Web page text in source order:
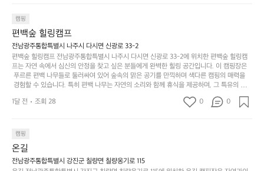
튼
을
조
용
히
이
의
아
주
미
럽
게
이
어
주
리
를
잡
았
는
을 창출하는 시간이 될 것입니다. 특히 식사를 좋아하는 분들에게는 매주 특별한 바비큐 파
티와 지역에서 나는 신선한 재료로 만든 다양한 요리를 제공하여 미각을 만족시켜 줍니다.
장성레이크 글램핑은 그 아름다운 경관과 최고 품질의 시설 덕분에 최근 몇 년 사이에 특히
주목받고 있는 캠핑장 중 하나입니다. 주말이면 방문객이 가득해 예약이 빠르게 차는 만큼
미리 일정을 계획하시는 것이 좋습니다. 나만의 프라이빗한 공간에서 가족 및 사랑하는 사
람들과 함께하세요. 당신의 대자연 속 힐링을 기다리는 장성레이크 글램핑은 언젠가 반드시
방문해봐야 할 명소로 자리매김하였습니다. 인기 정도: ★★★★★
캠핑
편백숲 힐링캠프
전남광주통합특별시 나주시 다시면 신광로 33-2
편백숲 힐링캠프 전남광주통합특별시 나주시 다시면 신광로 33-2에 위치한 편백숲 힐링캠
프는 자연 속에서 심신의 안정을 찾고 싶은 분들에게 완벽한 힐링 공간입니다. 이 캠핑장은
푸르른 편백 나무들로 둘러싸여 있어 숲속의 맑은 공기를 만끽하며 색다른 캠핑의 매력을
경험할 수 있습니다. 특히 편백 나무는 자연의 소리와 함께 휴식을 제공하며, 그 특유의 아로
마향이 심리적 안정감을 가져다줍니다. 이곳에서 아침 햇살을 맞으며 조용한 숲속에서의 커
피 한 잔은 그 어떤 도시의 카페에서 느끼기 힘든 특별함을 선사합니다. 편백숲 힐링캠프는
즐길 수 있는 기회도 많은데, 자전거를 타거나 숲속을 거닐며 다양한 생태계를 체험해보는
것도 일상의 스트레스를 잊게 해줍니다. 또한, 캠프파이어를 즐기며 별빛 아래서 시간을 보
내는 것은 일상에서 벗어나 새로운 여유를 찾는 방법입니다. 운영자는 항상 방문객의 편안함
과 안전을 최우선으로 생각하고 있으며, 깨끗하고 잘 관리된 시설을 자랑합니다. 가족들이
1달 전 조회 28 0 0
캠핑
온길
전남광주통합특별시 강진군 칠량면 칠량옹기로 115